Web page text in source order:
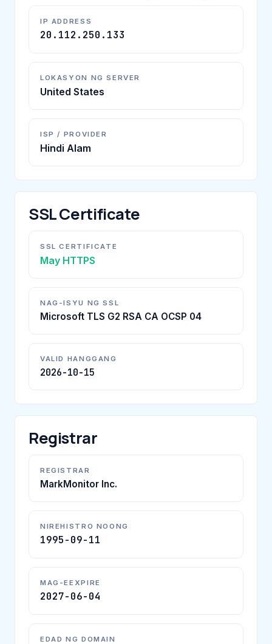
IP ADDRESS
20.112.250.133
LOKASYON NG SERVER
United States
ISP / PROVIDER
Hindi Alam
SSL Certificate
SSL CERTIFICATE
May HTTPS
NAG-ISYU NG SSL
Microsoft TLS G2 RSA CA OCSP 04
VALID HANGGANG
2026-10-15
Registrar
REGISTRAR
MarkMonitor Inc.
NIREHISTRO NOONG
1995-09-11
MAG-EEXPIRE
2027-06-04
EDAD NG DOMAIN